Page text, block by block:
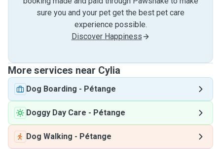
sure you and your pet get the best pet care
experience possible.
Discover Happiness
More services near Cylia
Dog Boarding - Pétange
Doggy Day Care - Pétange
Dog Walking - Pétange